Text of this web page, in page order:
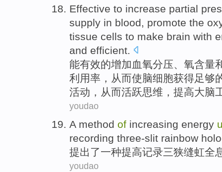
Effective to increase partial
supply in blood , promote the
tissue cells to make brain with
and efficient
能有效的增加 血氧分压 氧含量
利用率 ， 从而使 脑细胞获得足够
活动，从而活跃思维，提高大脑
youdao
A method of increasing energy
recording three-slit rainbow
提出了一种提高记录三狭缝虹全
youdao